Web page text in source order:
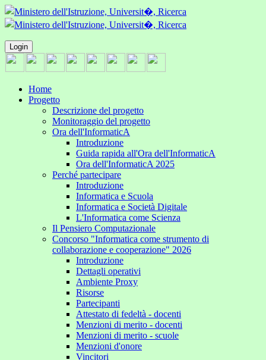
Login
Home
Progetto
Descrizione del progetto
Monitoraggio del progetto
Ora dell'InformaticA
Introduzione
Guida rapida all'Ora dell'InformaticA
Ora dell'InformaticA 2025
Perché partecipare
Introduzione
Informatica e Scuola
Informatica e Società Digitale
L'Informatica come Scienza
Il Pensiero Computazionale
Concorso "Informatica come strumento di
collaborazione e cooperazione" 2026
Introduzione
Dettagli operativi
Ambiente Proxy
Risorse
Partecipanti
Attestato di fedeltà - docenti
Menzioni di merito - docenti
Menzioni di merito - scuole
Menzioni d'onore
Vincitori